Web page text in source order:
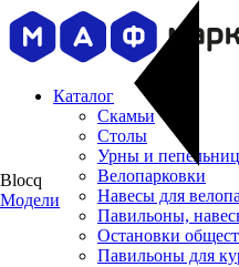
Каталог
Скамьи
Столы
Урны и
Велопарковки
Навесы для
Павильоны,
Остановки
Павильоны для
Blocq
Модели